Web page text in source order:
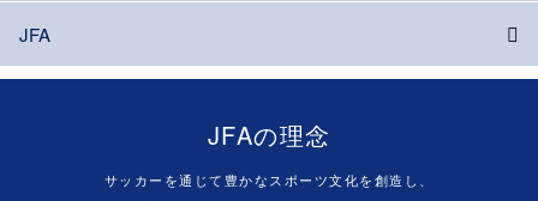
JFA
JFAの理念
サッカーを通じて豊かなスポーツ文化を創造し、